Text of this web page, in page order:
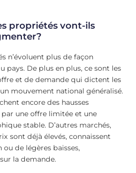
propriétés vont-ils
n’évoluent plus de façon
pays. De plus en plus, ce sont les
et de demande qui dictent les
mouvement national généralisé.
encore des hausses
une offre limitée et une
stable. D’autres marchés,
sont déjà élevés, connaissent
de légères baisses,
la demande.